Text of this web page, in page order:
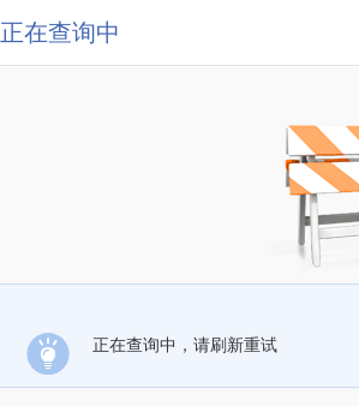
正在查询中
正在查询中，请刷新重试